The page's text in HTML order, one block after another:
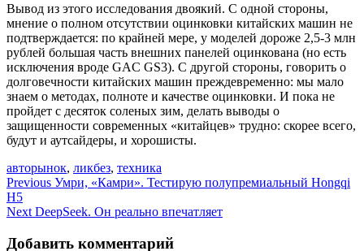
Вывод из этого исследования двоякий. С одной стороны,
мнение о полном отсутствии оцинковки китайских машин не
подтверждается: по крайней мере, у моделей дороже 2,5-3 млн
рублей большая часть внешних панелей оцинкована (но есть
исключения вроде GAC GS3). С другой стороны, говорить о
долговечности китайских машин преждевременно: мы мало
знаем о методах, полноте и качестве оцинковки. И пока не
пройдет с десяток соленых зим, делать выводы о
защищенности современных «китайцев» трудно: скорее всего,
будут и аутсайдеры, и хорошисты.
авторынок, ликбез, техника
Навигация
по
Previous Умри, «Камри». Тестирую полупремиальный Hongqi
H5
Next DeepSeek. Он реально впечатляет
Добавить комментарий